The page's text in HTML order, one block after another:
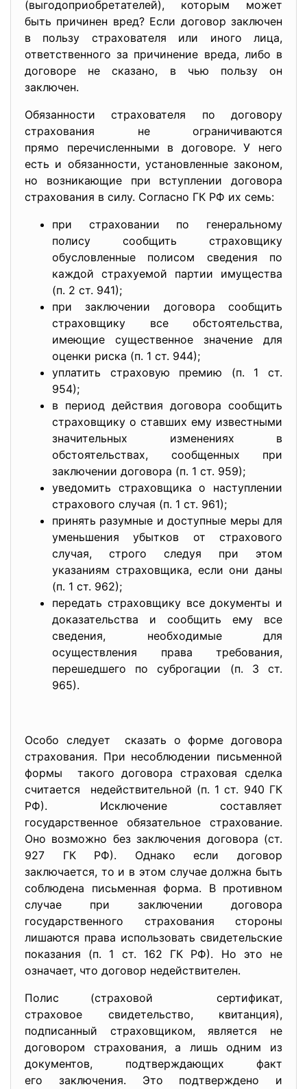
(выгодоприобретателей), которым может
быть причинен вред? Если договор заключен
в пользу страхователя или иного лица,
ответственного за причинение вреда, либо в
договоре не сказано, в чью пользу он
заключен.
Обязанности страхователя по договору
страхования не ограничиваются
прямо перечисленными в договоре. У него
есть и обязанности, установленные законом,
но возникающие при вступлении договора
страхования в силу. Согласно ГК РФ их семь:
при страховании по генеральному
полису сообщить страховщику
обусловленные полисом сведения по
каждой страхуемой партии имущества
(п. 2 ст. 941);
при заключении договора сообщить
страховщику все обстоятельства,
имеющие существенное значение для
оценки риска (п. 1 ст. 944);
уплатить страховую премию (п. 1 ст.
954);
в период действия договора сообщить
страховщику о ставших ему известными
значительных изменениях в
обстоятельствах, сообщенных при
заключении договора (п. 1 ст. 959);
уведомить страховщика о наступлении
страхового случая (п. 1 ст. 961);
принять разумные и доступные меры для
уменьшения убытков от страхового
случая, строго следуя при этом
указаниям страховщика, если они даны
(п. 1 ст. 962);
передать страховщику все документы и
доказательства и сообщить ему все
сведения, необходимые для
осуществления права требования,
перешедшего по суброгации (п. 3 ст.
965).
Особо следует сказать о форме договора
страхования. При несоблюдении письменной
формы такого договора страховая сделка
считается недействительной (п. 1 ст. 940 ГК
РФ). Исключение составляет
государственное обязательное страхование.
Оно возможно без заключения договора (ст.
927 ГК РФ). Однако если договор
заключается, то и в этом случае должна быть
соблюдена письменная форма. В противном
случае при заключении договора
государственного страхования стороны
лишаются права использовать свидетельские
показания (п. 1 ст. 162 ГК РФ). Но это не
означает, что договор недействителен.
Полис (страховой сертификат,
страховое свидетельство, квитанция),
подписанный страховщиком, является не
договором страхования, а лишь одним из
документов, подтверждающих факт
его заключения. Это подтверждено и